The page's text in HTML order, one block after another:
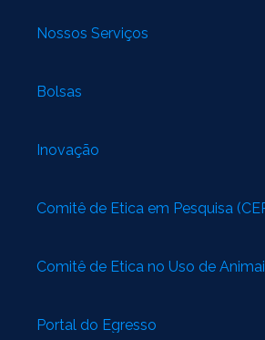
Nossos Serviços
Bolsas
Inovação
Comitê de Ética em Pesquisa
Comitê de Ética no Uso de
Portal do Egresso